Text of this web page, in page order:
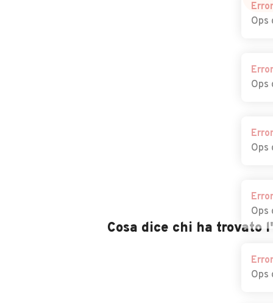
Error
Ops
Error
Ops
Error
Ops
Error
Ops
Error
Ops